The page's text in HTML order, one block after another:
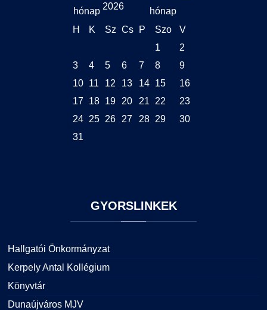
2026
H K Sz Cs P Szo
V
1
2
3
4 5 6 7 8
9
10
11 12 13 14 15
16
17
18 19 20 21 22
23
24
25 26 27 28 29
30
31
GYORSLINKEK
Hallgatói Önkormányzat
Kerpely Antal Kollégium
Könyvtár
Dunaújváros MJV